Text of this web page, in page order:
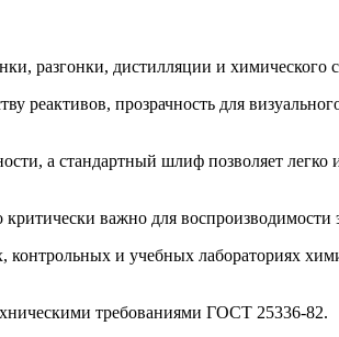
разгонки, дистилляции и химического
реактивов, прозрачность для
а стандартный шлиф позволяет легко
важно для воспроизводимости
и учебных лабораториях
требованиями ГОСТ 25336-82.